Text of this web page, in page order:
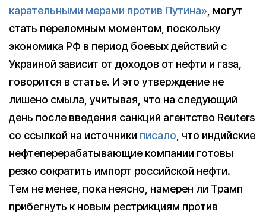
карательными мерами против Путина», могут
стать переломным моментом, поскольку
экономика РФ в период боевых действий с
Украиной зависит от доходов от нефти и газа,
говорится в статье. И это утверждение не
лишено смыла, учитывая, что на следующий
день после введения санкций агентство Reuters
со ссылкой на источники писало, что индийские
нефтеперерабатывающие компании готовы
резко сократить импорт российской нефти.
Тем не менее, пока неясно, намерен ли Трамп
прибегнуть к новым рестрикциям против